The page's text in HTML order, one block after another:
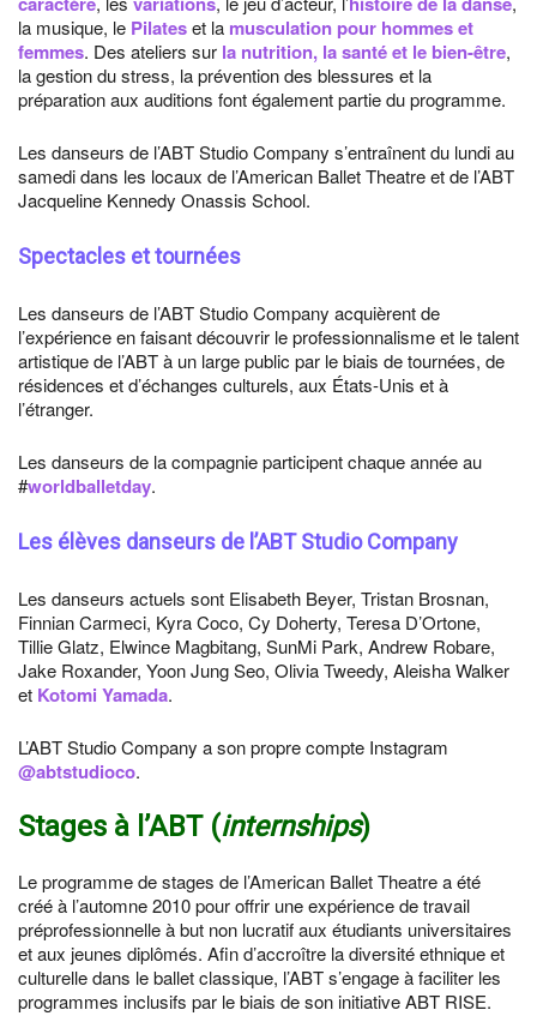
la musique, le Pilateset la musculation pour hommes et
femmes. Des ateliers sur la nutrition, la santé et le bien-être,
la gestion du stress, la prévention des blessures et la
préparation aux auditions font également partie du programme.
Les danseurs de l’ABT Studio Company s’entraînent du lundi au
samedi dans les locaux de l’American Ballet Theatre et de l’ABT
Jacqueline Kennedy Onassis School.
Spectacles et tournées
Les danseurs de l’ABT Studio Company acquièrent de
l’expérience en faisant découvrir le professionnalisme et le talent
artistique de l’ABT à un large public par le biais de tournées, de
résidences et d’échanges culturels, aux États-Unis et à
l’étranger.
Les danseurs de la compagnie participent chaque année au
#worldballetday.
Les élèves danseurs de l’ABT Studio Company
Les danseurs actuels sont Elisabeth Beyer, Tristan Brosnan,
Finnian Carmeci, Kyra Coco, Cy Doherty, Teresa D’Ortone,
Tillie Glatz, Elwince Magbitang, SunMi Park, Andrew Robare,
Jake Roxander, Yoon Jung Seo, Olivia Tweedy, Aleisha Walker
et Kotomi Yamada.
L’ABT Studio Company a son propre compte Instagram
@abtstudioco.
Stages à l’ABT (internships)
Le programme de stages de l’American Ballet Theatre a été
créé à l’automne 2010 pour offrir une expérience de travail
préprofessionnelle à but non lucratif aux étudiants universitaires
et aux jeunes diplômés. Afin d’accroître la diversité ethnique et
culturelle dans le ballet classique, l’ABT s’engage à faciliter les
programmes inclusifs par le biais de son initiative ABT RISE.